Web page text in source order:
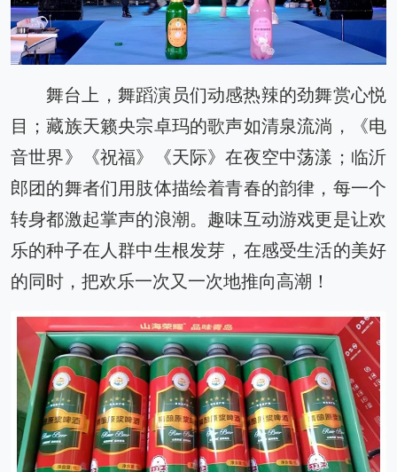
舞台上，舞蹈演员们动感热辣的劲舞赏心悦
目；藏族天籁央宗卓玛的歌声如清泉流淌，《电
音世界》《祝福》《天际》在夜空中荡漾；临沂
郎团的舞者们用肢体描绘着青春的韵律，每一个
转身都激起掌声的浪潮。趣味互动游戏更是让欢
乐的种子在人群中生根发芽，在感受生活的美好
的同时，把欢乐一次又一次地推向高潮！